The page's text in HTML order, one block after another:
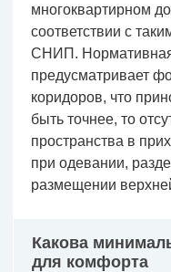
многоквартирном
соответствии с
СНИП. Нормативная
предусматривает
коридоров, что
быть точнее, то
пространства в
при одевании,
размещении
Какова
для комфорта